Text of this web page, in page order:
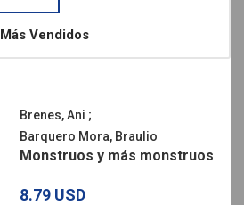
Más Vendidos
Brenes, Ani ;
Barquero Mora, Braulio
Monstruos y más monstruos
8.79 USD